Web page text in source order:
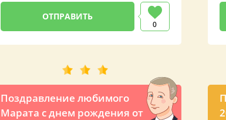
0
Поздравление любимого
Марата с днем рождения от